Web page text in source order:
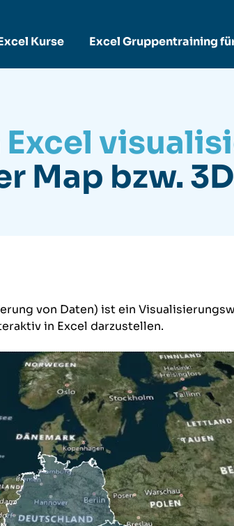
Kurse Excel Gruppentraining
Excel
Map bzw.
von Daten) ist ein
in Excel darzustellen.